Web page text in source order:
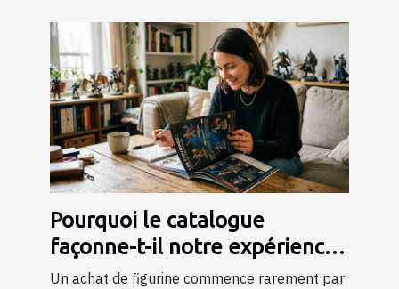
Pourquoi le catalogue
façonne-t-il notre expérience
d’achat de figurines ?
Un achat de figurine commence rarement par